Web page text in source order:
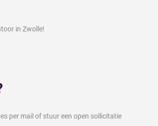
in Zwolle!
per mail of stuur een open sollicitatie